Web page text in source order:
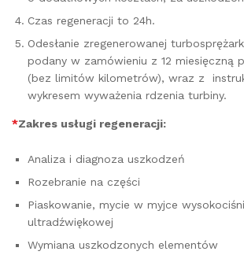
Czas regeneracji to 24h.
Odesłanie zregenerowanej
podany w zamówieniu z 12 miesięczną
(bez limitów kilometrów), wraz z
wykresem wyważenia rdzenia turbiny.
*Zakres usługi regeneracji:
Analiza i diagnoza uszkodzeń
Rozebranie na części
Piaskowanie, mycie w myjce
ultradźwiękowej
Wymiana uszkodzonych elementów